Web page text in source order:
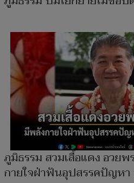
ภูมิธรรม สวมเสื้อแดง อวย
กายใจฝ่าฟันอุปสรรคปัญห